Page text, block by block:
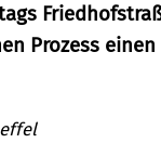
Prozess